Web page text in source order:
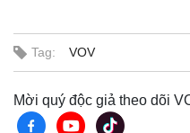
Tag: VOV
Mời quý độc giả theo dõi